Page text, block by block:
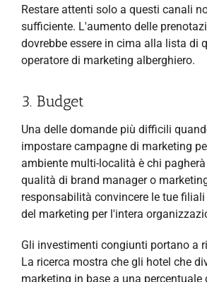
Restare attenti solo a questi canali
sufficiente. L'aumento delle
dovrebbe essere in cima alla lista di
operatore di marketing alberghiero.
3. Budget
Una delle domande più difficili
impostare campagne di marketing
ambiente multi-località è chi
qualità di brand manager o
responsabilità convincere le tue
del marketing per l'intera
Gli investimenti congiunti portano a
La ricerca mostra che gli hotel che
marketing in base a una percentuale